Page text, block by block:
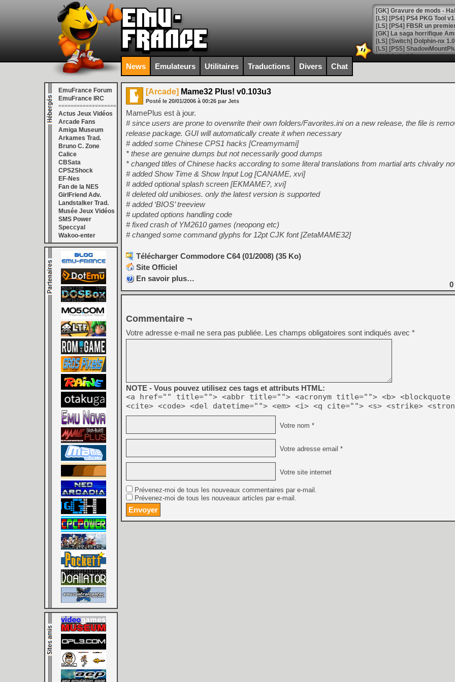
[GK] La saga horrifique
[GK] Le portage de Super
[Mo5] Le jeu de course
[GK] Guillermo del Toro
[GK] Mistfall Hunter : déjà
[GK] Wo Long 2 évolue
[GK] Crossfire : un TPS à
[LS] [PS5] Premiers
[Mo5] DOOM arrive en
[GK] Bethesda fête les 30
[GK] Roblox : l'action en
[GK] Agenda - GeForce
[LS] [PS5] ps5-y2jb-
[GK] Test : Restory : Chill
[GK] GTA 6 : Rockstar
[GK] Hot Wheels Infinite
[GK] Mémoire cash -
[GK] Résultats Nintendo :
[GK] Déjà des
[Mo5] Brickboy cherche à
[GK] Minecraft et ses «
[GK] Beast of
News Emulateurs Utilitaires Traductions Divers Chat
EmuFrance Forum
EmuFrance IRC
===================
Actus Jeux Vidéos
Arcade Fans
Amiga Museum
Arkames Trad.
Bruno C. Zone
Calice
CBSata
CPS2Shock
EF-Nes
Fan de la NES
GirlFriend Adv.
Landstalker Trad.
Musée Jeux Vidéos
SMS Power
Speccyal
Wakoo-enter
[Arcade] Mame32 Plus! v0.103u3
Posté le 20/01/2006 à 00:26 par Jets
MamePlus est à jour.
# since users are prone to overwrite their own folders/Favorites.ini on a new release, the file is
release package. GUI will automatically create it when necessary
# added some Chinese CPS1 hacks [Creamymami]
* these are genuine dumps but not necessarily good dumps
* changed titles of Chinese hacks according to some literal translations from martial arts chivalry
# added Show Time & Show Input Log [CANAME, xvi]
# added optional splash screen [EKMAME?, xvi]
# deleted old unibioses. only the latest version is supported
# added ‘BIOS’ treeview
# updated options handling code
# fixed crash of YM2610 games (neopong etc)
# changed some command glyphs for 12pt CJK font [ZetaMAME32]
Télécharger Commodore C64 (01/2008) (35 Ko)
Site Officiel
En savoir plus…
0
Commentaire ¬
Votre adresse e-mail ne sera pas publiée. Les champs obligatoires sont indiqués avec *
NOTE - Vous pouvez utilisez ces tags et attributs HTML:
<a href="" title=""> <abbr title=""> <acronym title=""> <b> <blockquote
<cite> <code> <del datetime=""> <em> <i> <q cite=""> <s> <strike>
Votre nom *
Votre adresse email *
Votre site internet
Prévenez-moi de tous les nouveaux commentaires par e-mail.
Prévenez-moi de tous les nouveaux articles par e-mail.